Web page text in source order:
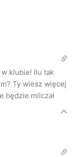
w klubie! Ilu tak
Ty wiesz więcej
będzie milczał